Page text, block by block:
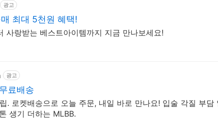
광고
최대 5천원 혜택!
사랑받는 베스트아이템까지 지금 만나보세요!
광고
료배송
. 로켓배송으로 오늘 주문, 내일 바로 만나요! 입술 각질 부담
생기 더하는 MLBB.